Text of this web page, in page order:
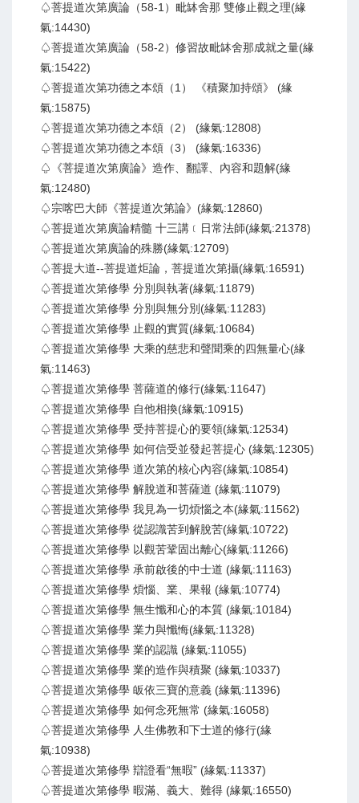
♤菩提道次第廣論（58-1）毗缽舍那 雙修止觀之理(緣
氣:14430)
♤菩提道次第廣論（58-2）修習故毗缽舍那成就之量(緣
氣:15422)
♤菩提道次第功德之本頌（1） 《積聚加持頌》 (緣
氣:15875)
♤菩提道次第功德之本頌（2） (緣氣:12808)
♤菩提道次第功德之本頌（3） (緣氣:16336)
♤《菩提道次第廣論》造作、翻譯、內容和題解(緣
氣:12480)
♤宗喀巴大師《菩提道次第論》(緣氣:12860)
♤菩提道次第廣論精髓 十三講﹝日常法師(緣氣:21378)
♤菩提道次第廣論的殊勝(緣氣:12709)
♤菩提大道--菩提道炬論，菩提道次第攝(緣氣:16591)
♤菩提道次第修學 分別與執著(緣氣:11879)
♤菩提道次第修學 分別與無分別(緣氣:11283)
♤菩提道次第修學 止觀的實質(緣氣:10684)
♤菩提道次第修學 大乘的慈悲和聲聞乘的四無量心(緣
氣:11463)
♤菩提道次第修學 菩薩道的修行(緣氣:11647)
♤菩提道次第修學 自他相換(緣氣:10915)
♤菩提道次第修學 受持菩提心的要領(緣氣:12534)
♤菩提道次第修學 如何信受並發起菩提心 (緣氣:12305)
♤菩提道次第修學 道次第的核心內容(緣氣:10854)
♤菩提道次第修學 解脫道和菩薩道 (緣氣:11079)
♤菩提道次第修學 我見為一切煩惱之本(緣氣:11562)
♤菩提道次第修學 從認識苦到解脫苦(緣氣:10722)
♤菩提道次第修學 以觀苦鞏固出離心(緣氣:11266)
♤菩提道次第修學 承前啟後的中士道 (緣氣:11163)
♤菩提道次第修學 煩惱、業、果報 (緣氣:10774)
♤菩提道次第修學 無生懺和心的本質 (緣氣:10184)
♤菩提道次第修學 業力與懺悔(緣氣:11328)
♤菩提道次第修學 業的認識 (緣氣:11055)
♤菩提道次第修學 業的造作與積聚 (緣氣:10337)
♤菩提道次第修學 皈依三寶的意義 (緣氣:11396)
♤菩提道次第修學 如何念死無常 (緣氣:16058)
♤菩提道次第修學 人生佛教和下士道的修行(緣
氣:10938)
♤菩提道次第修學 辯證看“無暇” (緣氣:11337)
♤菩提道次第修學 暇滿、義大、難得 (緣氣:16550)